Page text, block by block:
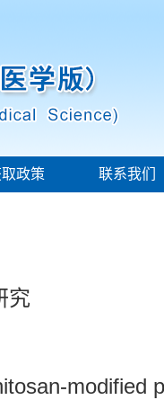
政策 联系我们
究
modified